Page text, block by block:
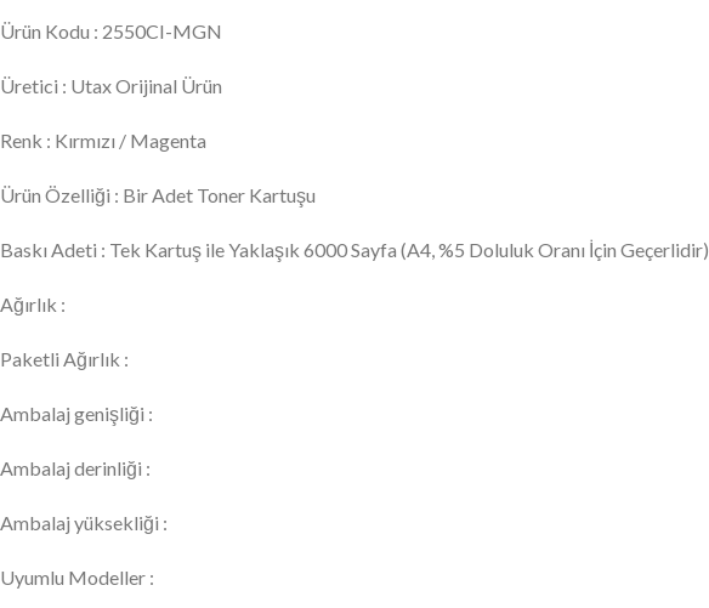
Ürün Kodu : 2550CI-MGN
Üretici : Utax Orijinal Ürün
Renk : Kırmızı / Magenta
Ürün Özelliği : Bir Adet Toner Kartuşu
Baskı Adeti : Tek Kartuş ile Yaklaşık 6000 Sayfa (A4, %5 Doluluk Oranı İçin Geçerlidir)
Ağırlık :
Paketli Ağırlık :
Ambalaj genişliği :
Ambalaj derinliği :
Ambalaj yüksekliği :
Uyumlu Modeller :